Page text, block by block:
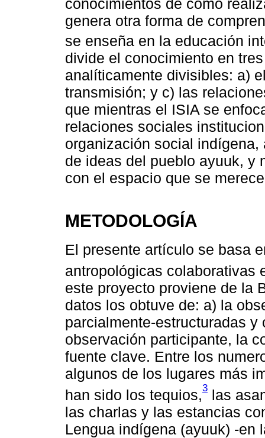
conocimientos de cómo
genera otra forma de
se enseña en la educación
divide el conocimiento en
analíticamente divisibles: a)
transmisión; y c) las
que mientras el ISIA se
relaciones sociales
organización social
de ideas del pueblo ayuuk, y
con el espacio que se
METODOLOGÍA
El presente artículo se basa
antropológicas colaborativas
este proyecto proviene de la
datos los obtuve de: a) la
parcialmente-estructuradas
observación participante, la
fuente clave. Entre los
algunos de los lugares más
han sido los tequios,3 las
las charlas y las estancias
Lengua indígena (ayuuk) -en